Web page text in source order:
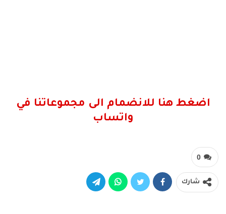
اضغط هنا للانضمام الى مجموعاتنا في
واتساب
0
شارك